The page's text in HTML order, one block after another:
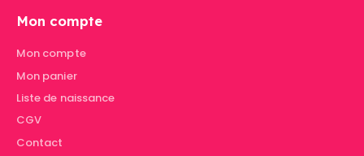
Mon compte
Mon compte
Mon panier
Liste de naissance
CGV
Contact